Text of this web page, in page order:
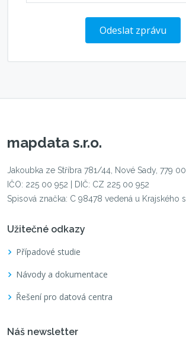
Odeslat zprávu
mapdata s.r.o.
Jakoubka ze Stříbra 781/44, Nové Sady, 779
IČO: 225 00 952 | DIČ: CZ 225 00 952
Spisová značka: C 98478 vedená u Krajského
Užitečné odkazy
Případové studie
Návody a dokumentace
Řešení pro datová centra
Náš newsletter